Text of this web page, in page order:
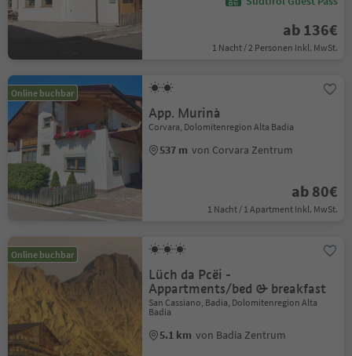
ab 136€
1 Nacht / 2 Personen Inkl. MwSt.
Online buchbar
App. Murinà
Corvara, Dolomitenregion Alta Badia
537 m von Corvara Zentrum
ab 80€
1 Nacht / 1 Apartment Inkl. MwSt.
Online buchbar
Lüch da Pcëi -
Appartments/bed & breakfast
San Cassiano, Badia, Dolomitenregion Alta
Badia
5.1 km von Badia Zentrum